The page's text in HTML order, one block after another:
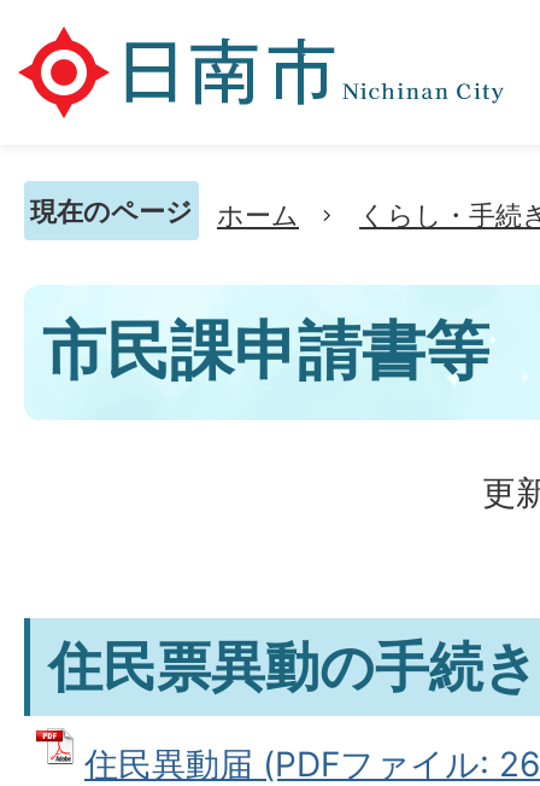
現在のページ ホーム くらし・手続
市民課申請書等
更
住民票異動の手続き
住民異動届 (PDFファイル: